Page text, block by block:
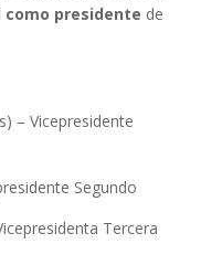
presidente de
– Vicepresidente
Segundo
Tercera